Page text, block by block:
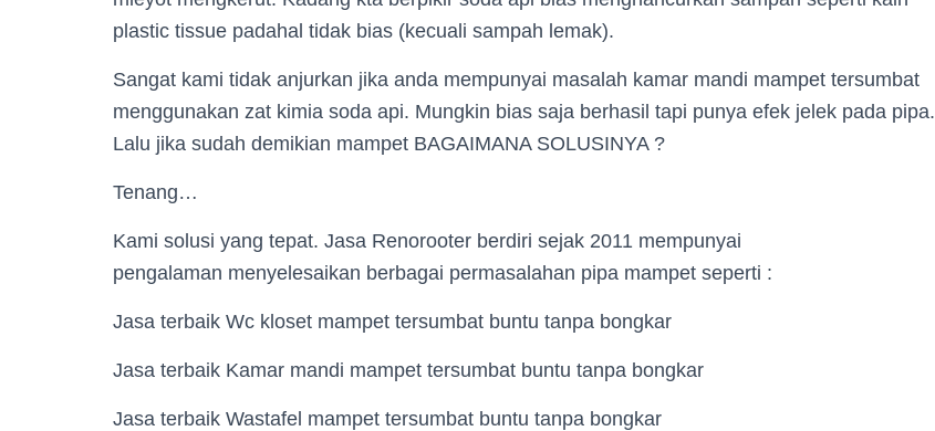
plastic tissue padahal tidak bias (kecuali sampah lemak).
Sangat kami tidak anjurkan jika anda mempunyai masalah kamar mandi mampet tersumbat
menggunakan zat kimia soda api. Mungkin bias saja berhasil tapi punya efek jelek pada pipa.
Lalu jika sudah demikian mampet BAGAIMANA SOLUSINYA ?
Tenang…
Kami solusi yang tepat. Jasa Renorooter berdiri sejak 2011 mempunyai
pengalaman menyelesaikan berbagai permasalahan pipa mampet seperti :
Jasa terbaik Wc kloset mampet tersumbat buntu tanpa bongkar
Jasa terbaik Kamar mandi mampet tersumbat buntu tanpa bongkar
Jasa terbaik Wastafel mampet tersumbat buntu tanpa bongkar